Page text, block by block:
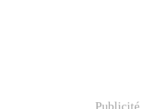
Publicité